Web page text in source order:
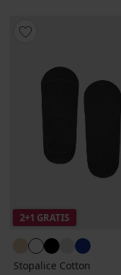
2+1 GRATIS
Stopalice Cotton